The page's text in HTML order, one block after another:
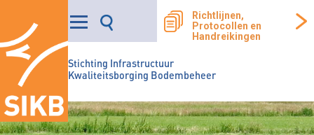
Stichting Infrastructuur
Kwaliteitsborging Bodembeheer
Richtlijnen,
Protocollen en
Handreikingen